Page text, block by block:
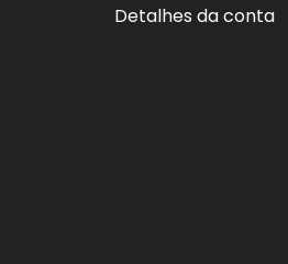
Detalhes da conta